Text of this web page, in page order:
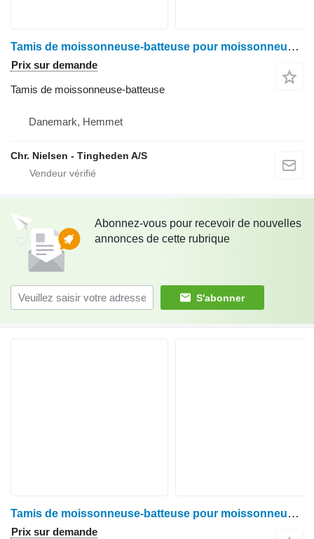
Tamis de moissonneuse-batteuse pour moissonneuse-batteuse John Deere 9780
Prix sur demande
Tamis de moissonneuse-batteuse
Danemark, Hemmet
Chr. Nielsen - Tingheden A/S
Abonnez-vous pour recevoir de nouvelles
annonces de cette rubrique
S'abonner
Tamis de moissonneuse-batteuse pour moissonneuse-batteuse John Deere 9780
Prix sur demande